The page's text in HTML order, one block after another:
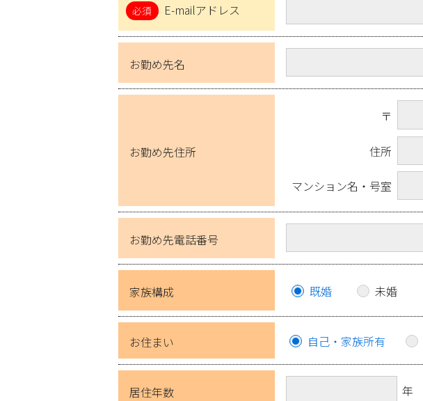
E-mailアドレス
お勤め先名
お勤め先住所
〒
住所
マンション名・号室
お勤め先電話番号
家族構成 既婚 未婚
お住まい 自己・家族所有
居住年数 年